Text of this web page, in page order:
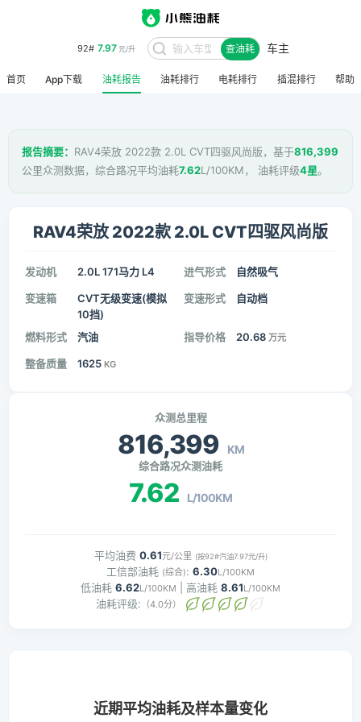
92# 7.97元/升 查油耗 车主
首页 App下载 油耗报告 油耗排行 电耗排行 插混排行 帮助
报告摘要： RAV4荣放 2022款 2.0L CVT四驱风尚版，基于816,399
公里众测数据，综合路况平均油耗7.62L/100KM， 油耗评级4星。
RAV4荣放 2022款 2.0L CVT四驱风尚版
发动机 2.0L 171马力 L4 进气形式 自然吸气
变速箱
CVT无级变速(模拟
10挡)
变速形式 自动档
燃料形式 汽油 指导价格 20.68 万元
整备质量 1625 KG
众测总里程
816,399 KM
综合路况众测油耗
7.62 L/100KM
平均油费 0.61元/公里 (按92#汽油7.97元/升)
工信部油耗 (综合): 6.30L/100KM
低油耗 6.62L/100KM | 高油耗 8.61L/100KM
油耗评级: （4.0分）